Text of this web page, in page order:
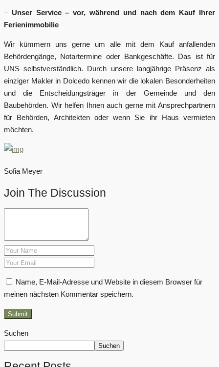
– Unser Service – vor, während und nach dem Kauf Ihrer
Ferienimmobilie
Wir kümmern uns gerne um alle mit dem Kauf anfallenden
Behördengänge, Notartermine oder Bankgeschäfte. Das ist für
UNS selbstverständlich. Durch unsere langjährige Präsenz als
einziger Makler in Dolcedo kennen wir die lokalen Besonderheiten
und die Entscheidungsträger in der Gemeinde und den
Baubehörden. Wir helfen Ihnen auch gerne mit Ansprechpartnern
für Behörden, Architekten oder wenn Sie ihr Haus vermieten
möchten.
Sofia Meyer
Join The Discussion
Name, E-Mail-Adresse und Website in diesem Browser für
meinen nächsten Kommentar speichern.
Submit
Suchen
Suchen